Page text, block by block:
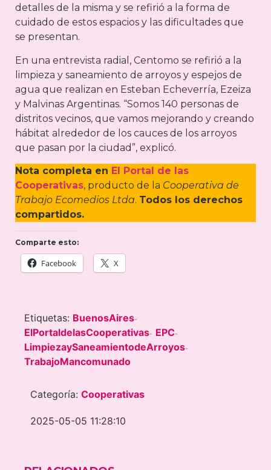
detalles de la misma y se refirió a la forma de
cuidado de estos espacios y las dificultades que
se presentan.
En una entrevista radial, Centomo se refirió a la
limpieza y saneamiento de arroyos y espejos de
agua que realizan en Esteban Echeverría, Ezeiza
y Malvinas Argentinas. “Somos 140 personas de
distritos vecinos, que vamos mejorando y creando
hábitat alrededor de los cauces de los arroyos
que pasan por la ciudad”, explicó.
Nota completa en El Portal de las
Cooperativas, producto de la Cooperativa de
Trabajo Ecomedios Ltda. Todos los derechos
compartidos.
Comparte esto:
Facebook X
Etiquetas: BuenosAires-
ElPortaldelasCooperativas- EPC-
LimpiezaySaneamientodeArroyos-
TrabajoMancomunado
Categoría: Cooperativas
2025-05-05 11:28:10